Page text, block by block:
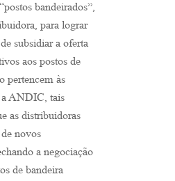
bandeirados”,
para lograr
subsidiar a oferta
aos postos de
pertencem às
ANDIC, tais
as distribuidoras
novos
a negociação
de bandeira